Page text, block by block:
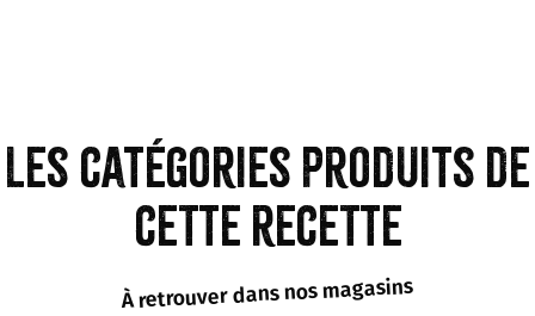
Les catégories produits de
cette recette
À retrouver dans nos magasins